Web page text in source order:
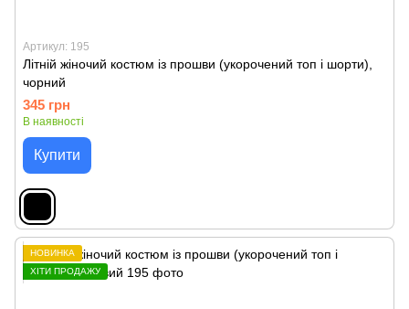
Артикул: 195
Літній жіночий костюм із прошви (укорочений топ і шорти),
чорний
345 грн
В наявності
Купити
НОВИНКА
ХІТИ ПРОДАЖУ